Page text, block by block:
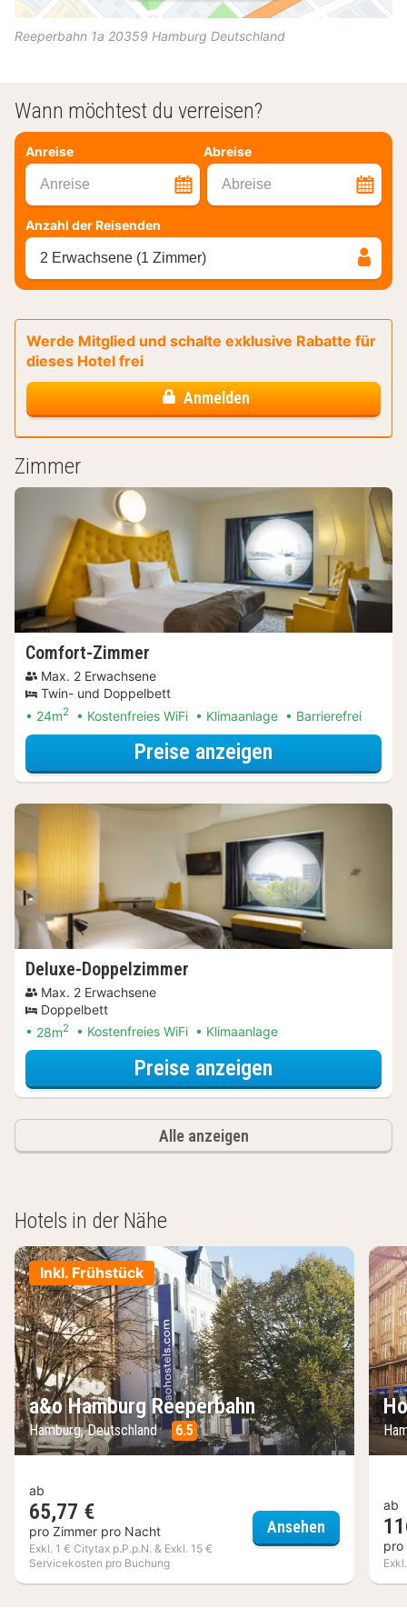
Reeperbahn 1a 20359 Hamburg Deutschland
Wann möchtest du verreisen?
Anreise Abreise
Anreise Abreise
Anzahl der Reisenden
2 Erwachsene (1 Zimmer)
Werde Mitglied und schalte exklusive Rabatte für
dieses Hotel frei
Anmelden
Zimmer
Comfort-Zimmer
Max. 2 Erwachsene
Twin- und Doppelbett
24m2 Kostenfreies WiFi Klimaanlage Barrierefrei
Preise anzeigen
Deluxe-Doppelzimmer
Max. 2 Erwachsene
Doppelbett
28m2 Kostenfreies WiFi Klimaanlage
Preise anzeigen
Alle anzeigen
Hotels in der Nähe
Inkl. Frühstück
a&o Hamburg Reeperbahn
Hamburg, Deutschland 6.5
ab
65,77 €
pro Zimmer pro Nacht
Exkl. 1 € Citytax p.P.p.N. & Exkl. 15 €
Servicekosten pro Buchung
Ansehen a&o
ab
pro